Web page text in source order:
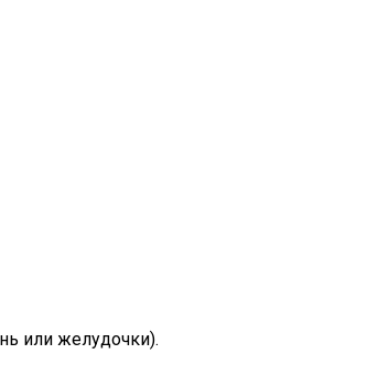
или желудочки).